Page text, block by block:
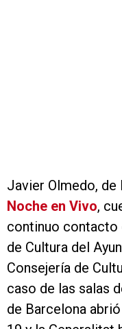
Javier Olmedo,
Noche en Vivo,
continuo contacto
de Cultura del
Consejería de
caso de las salas
de Barcelona